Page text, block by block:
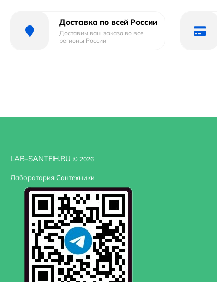
Доставка по всей России
Доставим ваш заказа во все
регионы России
LAB-SANTEH.RU © 2026
Лаборатория Сантехники